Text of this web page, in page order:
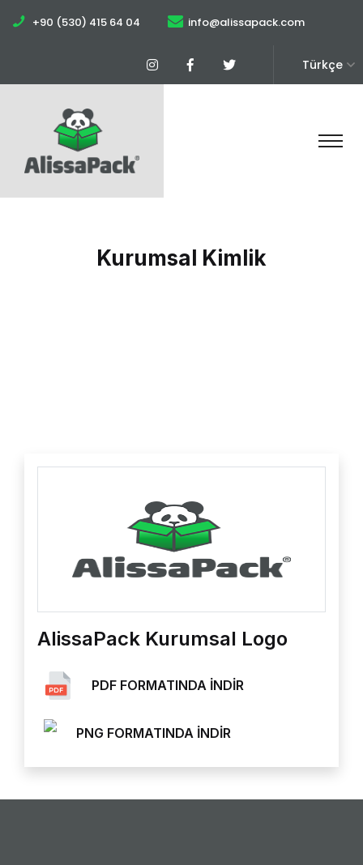
+90 (530) 415 64 04 info@alissapack.com
Türkçe
Kurumsal Kimlik
AlissaPack Kurumsal Logo
PDF FORMATINDA İNDİR
PNG FORMATINDA İNDİR